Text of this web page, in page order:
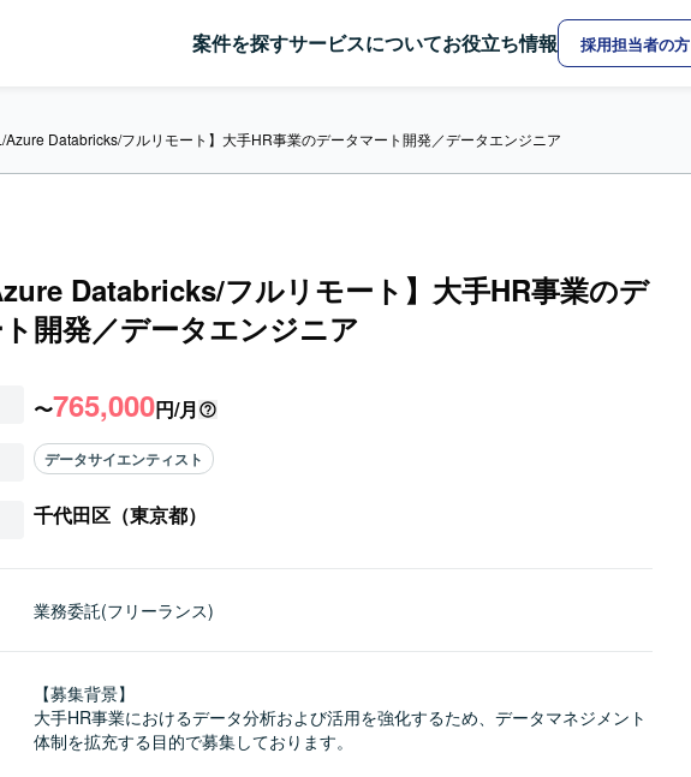
案件を探すサービスについてお役立ち情報 採用担当者の方
Azure Databricks/フルリモート】大手HR事業のデータマート開発／データエンジニア
Databricks/フルリモート】大手HR事業のデ
開発／データエンジニア
〜765,000円/月
データサイエンティスト
千代田区（東京都）
業務委託(フリーランス)
【募集背景】
大手HR事業におけるデータ分析および活用を強化するため、データマネジメント
体制を拡充する目的で募集しております。